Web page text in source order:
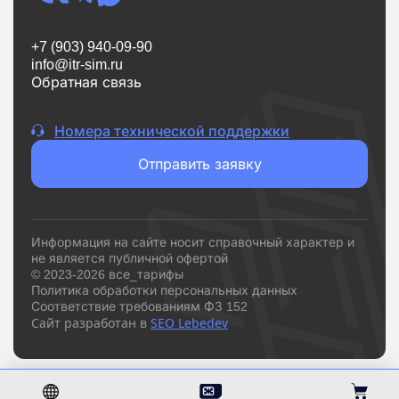
решение и подключиться к подходящему
провайдеру.
+7 (903) 940-09-90
info@itr-sim.ru
Обратная связь
Номера технической поддержки
Отправить заявку
Информация на сайте носит справочный характер и
не является публичной офертой
© 2023-2026 все_тарифы
Политика обработки персональных данных
Соответствие требованиям ФЗ 152
Сайт разработан в SEO Lebedev